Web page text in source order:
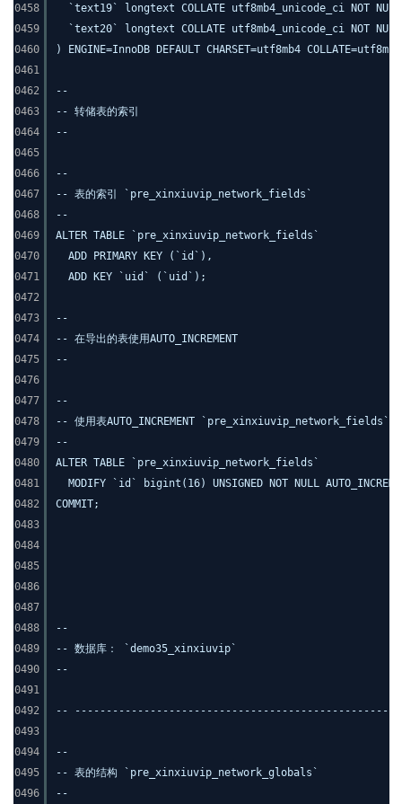
0458
0459
0460
0461
0462
0463
0464
0465
0466
0467
0468
0469
0470
0471
0472
0473
0474
0475
0476
0477
0478
0479
0480
0481
0482
0483
0484
0485
0486
0487
0488
0489
0490
0491
0492
0493
0494
0495
0496
`text19` longtext COLLATE utf8mb4_unicode_ci NOT
`text20` longtext COLLATE utf8mb4_unicode_ci NOT NULL
) ENGINE=InnoDB DEFAULT CHARSET=utf8mb4
--
-- 转储表的索引
--
--
-- 表的索引 `pre_xinxiuvip_network_fields`
--
ALTER TABLE `pre_xinxiuvip_network_fields`
ADD PRIMARY KEY (`id`),
ADD KEY `uid` (`uid`);
--
-- 在导出的表使用AUTO_INCREMENT
--
--
-- 使用表AUTO_INCREMENT `pre_xinxiuvip_network_fields`
--
ALTER TABLE `pre_xinxiuvip_network_fields`
MODIFY `id` bigint(16) UNSIGNED NOT NULL
COMMIT;
--
-- 数据库： `demo35_xinxiuvip`
--
--
--
-- 表的结构 `pre_xinxiuvip_network_globals`
--